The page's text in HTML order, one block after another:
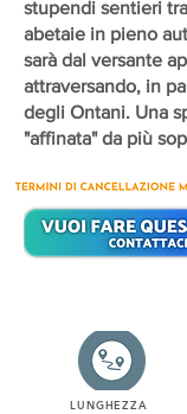
stupendi sentieri
abetaie in pieno
sarà dal versante
attraversando, in
degli Ontani. Una
"affinata" da più
LUNGHEZZA